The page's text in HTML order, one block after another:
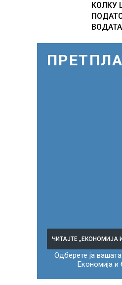
КОЛКУ
Европа
ЧИТАЈТЕ „ЕКОНОМИЈА
Одберете ја
Економија и